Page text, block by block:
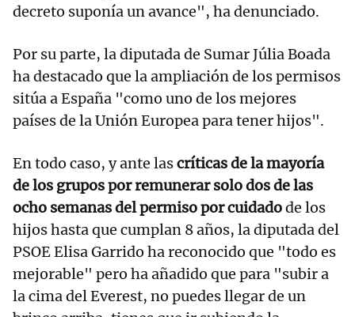
decreto suponía un avance", ha denunciado.
Por su parte, la diputada de Sumar Júlia Boada
ha destacado que la ampliación de los permisos
sitúa a España "como uno de los mejores
países de la Unión Europea para tener hijos".
En todo caso, y ante lascríticas de la mayoría
de los grupos por remunerar solo dos de las
ocho semanas del permiso por cuidadode los
hijos hasta que cumplan 8 años, la diputada del
PSOE Elisa Garrido ha reconocido que "todo es
mejorable" pero ha añadido que para "subir a
la cima del Everest, no puedes llegar de un